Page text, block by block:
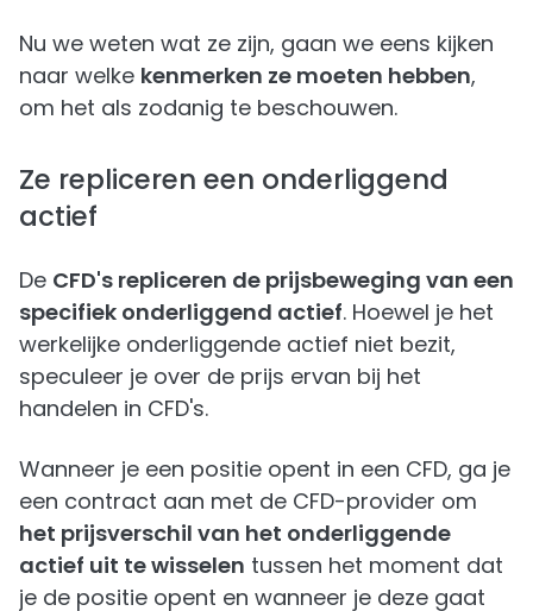
Nu we weten wat ze zijn, gaan we eens kijken
naar welke kenmerken ze moeten hebben,
om het als zodanig te beschouwen.
Ze repliceren een onderliggend
actief
De CFD's repliceren de prijsbeweging van een
specifiek onderliggend actief. Hoewel je het
werkelijke onderliggende actief niet bezit,
speculeer je over de prijs ervan bij het
handelen in CFD's.
Wanneer je een positie opent in een CFD, ga je
een contract aan met de CFD-provider om
het prijsverschil van het onderliggende
actief uit te wisselen tussen het moment dat
je de positie opent en wanneer je deze gaat